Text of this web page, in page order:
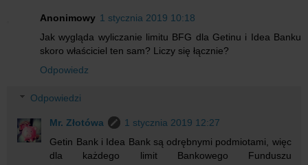
Anonimowy 1 stycznia 2019 10:18
Jak wygląda wyliczanie limitu BFG dla Getinu i Idea Banku
skoro właściciel ten sam? Liczy się łącznie?
Odpowiedz
Odpowiedzi
Mr. Złotówa
1 stycznia 2019 12:27
Getin Bank i Idea Bank są odrębnymi podmiotami, więc
dla każdego limit Bankowego Funduszu